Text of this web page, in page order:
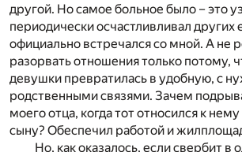
другой. Но самое больное было – это
периодически осчастливливал других
официально встречался со мной. А не
разорвать отношения только потому,
девушки превратилась в удобную, с
родственными связями. Зачем
моего отца, когда тот относился к
сыну? Обеспечил работой и
Но, как оказалось, если свербит в